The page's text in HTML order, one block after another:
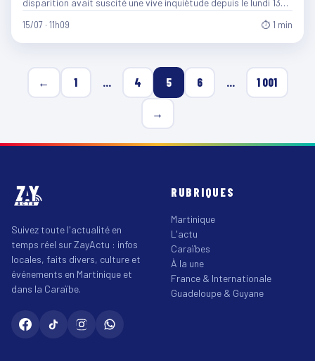
disparition avait suscité une vive inquiétude depuis le lundi 13…
15/07 · 11h09 ⏱ 1 min
← 1 … 4 5 6 … 1 001
→
Suivez toute l'actualité en
temps réel sur ZayActu : infos
locales, faits divers, culture et
événements en Martinique et
dans la Caraïbe.
RUBRIQUES
Martinique
L'actu
Caraïbes
À la une
France & Internationale
Guadeloupe & Guyane